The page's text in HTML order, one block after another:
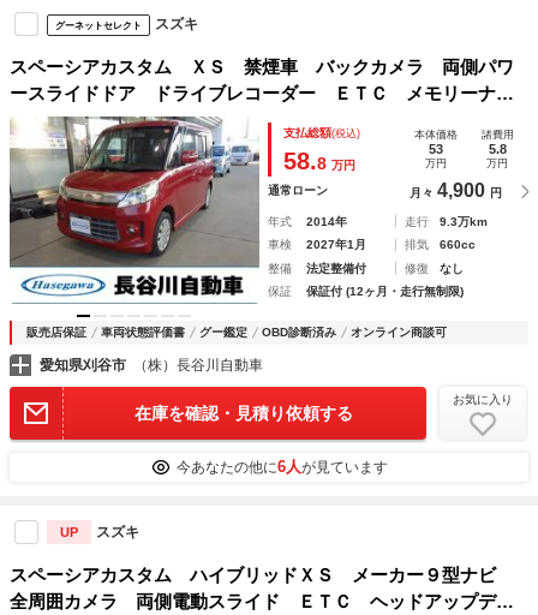
グーネットセレクト スズキ
スペーシアカスタム ＸＳ 禁煙車 バックカメラ 両側パワ
ースライドドア ドライブレコーダー ＥＴＣ メモリーナ
ビ ブルートゥース ＴＶ スマートキー プッシュスター
ト オートエアコン アイドリングストップ フォグランプ
支払総額(税込)
58.8 万円
本体価格
53
万円
諸費用
5.8
万円
通常ローン 月々 4,900 円
年式 2014年 走行
9.3万km
車検
2027年1月 排気
660cc
整備
法定整備付 修復
なし
保証
保証付 (12ヶ月・走行無制限)
販売店保証 車両状態評価書 グー鑑定 OBD診断済み オンライン商談可
愛知県刈谷市 （株）長谷川自動車
在庫を確認・見積り依頼する
お気に入り
今あなたの他に6人が見ています
UP スズキ
スペーシアカスタム ハイブリッドＸＳ メーカー９型ナビ
全周囲カメラ 両側電動スライド ＥＴＣ ヘッドアップディ